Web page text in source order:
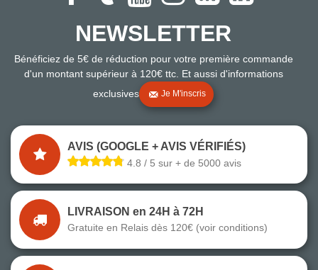
NEWSLETTER
Bénéficiez de 5€ de réduction pour votre première commande
d'un montant supérieur à 120€ ttc. Et aussi d'informations
exclusives
Je M'inscris
AVIS (GOOGLE + AVIS VÉRIFIÉS)
4.8 / 5 sur + de 5000 avis
LIVRAISON en 24H à 72H
Gratuite en Relais dès 120€ (voir conditions)